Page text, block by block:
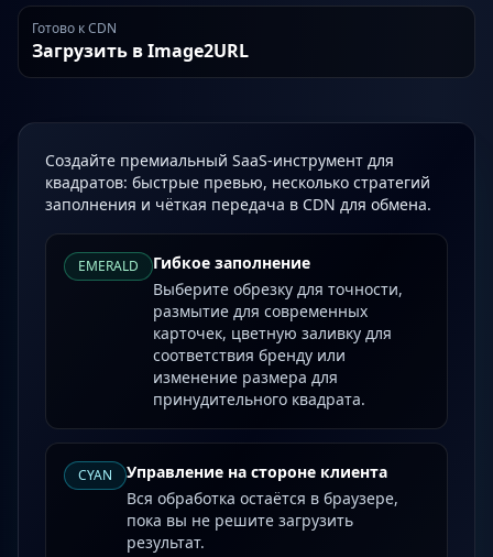
Готово к CDN
Загрузить в Image2URL
Создайте премиальный SaaS-инструмент для
квадратов: быстрые превью, несколько стратегий
заполнения и чёткая передача в CDN для обмена.
EMERALD
Гибкое заполнение
Выберите обрезку для точности,
размытие для современных
карточек, цветную заливку для
соответствия бренду или
изменение размера для
принудительного квадрата.
CYAN
Управление на стороне клиента
Вся обработка остаётся в браузере,
пока вы не решите загрузить
результат.